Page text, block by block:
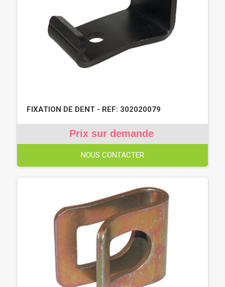
FIXATION DE DENT - REF: 302020079
Prix sur demande
NOUS CONTACTER